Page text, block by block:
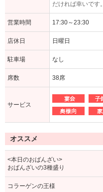
だければ幸いです。
営業時間 17:30～23:30
店休日 日曜日
駐車場 なし
席数 38席
サービス
オススメ
<本日のおばんざい>
おばんざいの3種盛り
コラーゲンの王様